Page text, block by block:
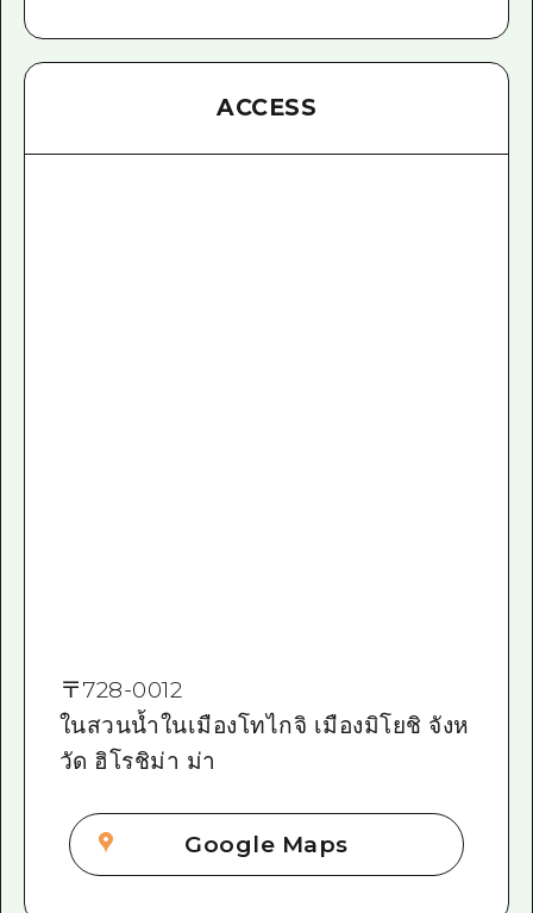
ACCESS
〒728-0012
ในสวนน้ำในเมืองโทไกจิ เมืองมิโยชิ จังห
วัด ฮิโรชิม่า ม่า
Google Maps